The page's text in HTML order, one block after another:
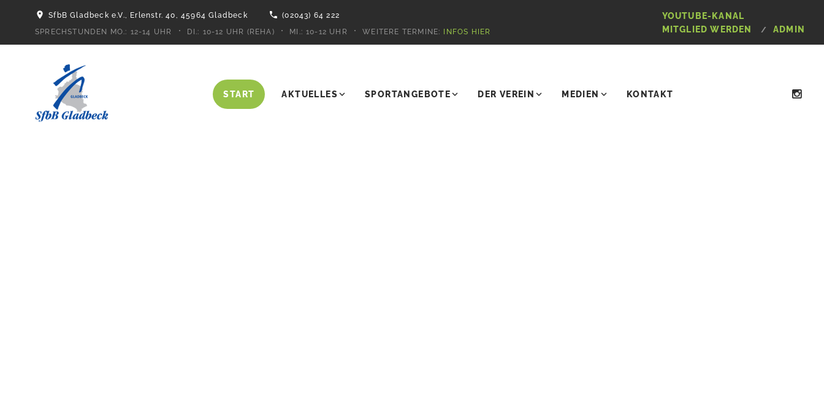
SfbB Gladbeck e.V., Erlenstr. 40, 45964 Gladbeck
(02043) 64 222
SPRECHSTUNDEN MO.: 12-14 UHR DI.: 10-12 UHR (REHA) MI.: 10-12 UHR WEITERE TERMINE: INFOS HIER
YOUTUBE-KANAL
MITGLIED WERDEN
ADMIN
START AKTUELLES SPORTANGEBOTE DER VEREIN MEDIEN KONTAKT